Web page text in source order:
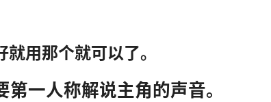
连喝酒也是临时凑的角色。他们话里话外都在调侃我，
那点仅存的期待。我也想像他们一样，有个体面的工
泄到小朋友身上，可就算是小朋友，也在大人们的耳